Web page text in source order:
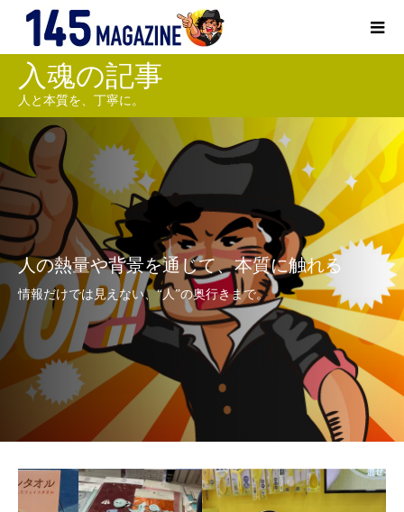
入魂の記事
人と本質を、丁寧に。
人の熱量や背景を通じて、本質に触れる
情報だけでは見えない、“人”の奥行きまで。